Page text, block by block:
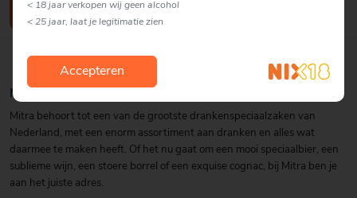
Schrijf een review
Merkomschrijving Mitra
Mitra behoort tot een van de grootste drankenspeciaalzaken van
Nederland, met een enorm assortiment aan dranken en alles wat
daarmee te maken heeft. Of het nu gaat om een mooi speciaalbier, een
sublieme wijn, een stoere borrel of een exquise cognac, bij Mitra ben je
aan het juiste adres.
< 18 jaar verkopen wij geen alcohol
< 25 jaar, laat je legitimatie zien
Accepteren